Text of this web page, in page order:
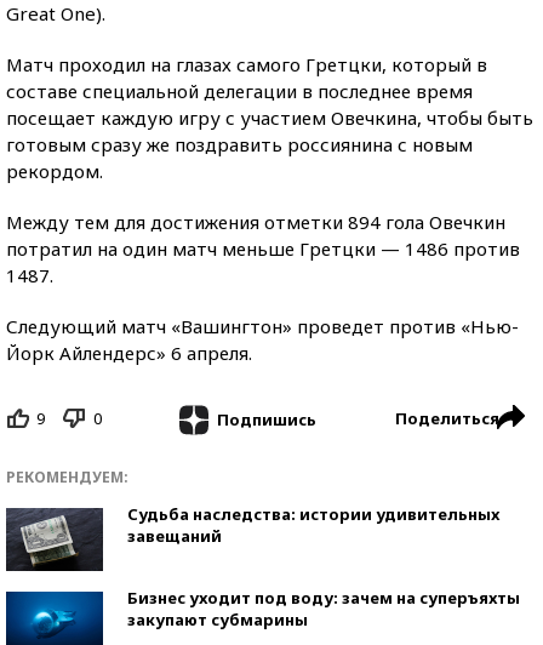
Great One).
Матч проходил на глазах самого Гретцки, который в
составе специальной делегации в последнее время
посещает каждую игру с участием Овечкина, чтобы быть
готовым сразу же поздравить россиянина с новым
рекордом.
Между тем для достижения отметки 894 гола Овечкин
потратил на один матч меньше Гретцки — 1486 против
1487.
Следующий матч «Вашингтон» проведет против «Нью-
Йорк Айлендерс» 6 апреля.
9 0 Подпишись Поделиться
РЕКОМЕНДУЕМ:
Судьба наследства: истории удивительных
завещаний
Бизнес уходит под воду: зачем на суперъяхты
закупают субмарины